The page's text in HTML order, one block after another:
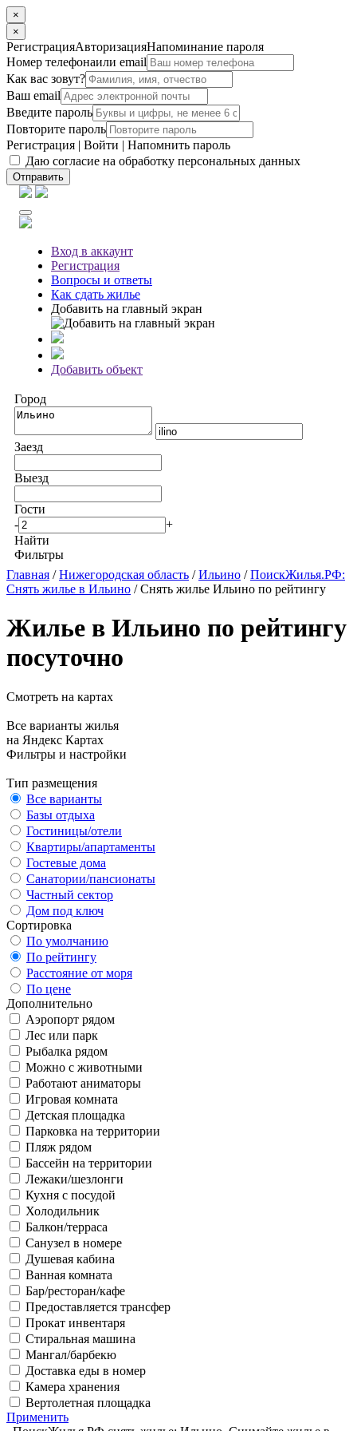
×
×
РегистрацияАвторизацияНапоминание пароля
Номер телефонаили email
Как вас зовут?
Ваш email
Введите пароль
Повторите пароль
Регистрация | Войти | Напомнить пароль
Даю согласие на обработку персональных данных
Отправить
Вход в аккаунт
Регистрация
Вопросы и ответы
Как сдать жилье
Добавить на главный экран
Добавить объект
Город
Заезд
Выезд
Гости
-
+
Найти
Фильтры
Главная /Нижегородская область /Ильино /ПоискЖилья.РФ:
Снять жилье в Ильино / Снять жилье Ильино по рейтингу
Жилье в Ильино по рейтингу
посуточно
Смотреть на картах
Все варианты жилья
на Яндекс Картах
Фильтры и настройки
Тип размещения
Все варианты
Базы отдыха
Гостиницы/отели
Квартиры/апартаменты
Гостевые дома
Санатории/пансионаты
Частный сектор
Дом под ключ
Сортировка
По умолчанию
По рейтингу
Расстояние от моря
По цене
Дополнительно
Аэропорт рядом
Лес или парк
Рыбалка рядом
Можно с животными
Работают аниматоры
Игровая комната
Детская площадка
Парковка на территории
Пляж рядом
Бассейн на территории
Лежаки/шезлонги
Кухня с посудой
Холодильник
Балкон/терраса
Санузел в номере
Душевая кабина
Ванная комната
Бар/ресторан/кафе
Предоставляется трансфер
Прокат инвентаря
Стиральная машина
Мангал/барбекю
Доставка еды в номер
Камера хранения
Вертолетная площадка
Применить